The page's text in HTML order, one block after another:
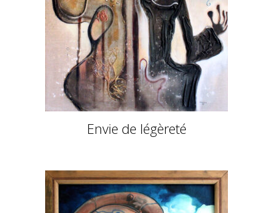
Envie de légèreté